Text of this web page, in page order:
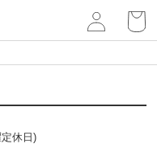
休日)